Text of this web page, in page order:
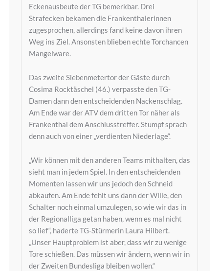
Eckenausbeute der TG bemerkbar. Drei
Strafecken bekamen die Frankenthalerinnen
zugesprochen, allerdings fand keine davon ihren
Weg ins Ziel. Ansonsten blieben echte Torchancen
Mangelware.
Das zweite Siebenmetertor der Gäste durch
Cosima Rocktäschel (46.) verpasste den TG-
Damen dann den entscheidenden Nackenschlag.
Am Ende war der ATV dem dritten Tor näher als
Frankenthal dem Anschlusstreffer. Stumpf sprach
denn auch von einer „verdienten Niederlage“.
„Wir können mit den anderen Teams mithalten, das
sieht man in jedem Spiel. In den entscheidenden
Momenten lassen wir uns jedoch den Schneid
abkaufen. Am Ende fehlt uns dann der Wille, den
Schalter noch einmal umzulegen, so wie wir das in
der Regionalliga getan haben, wenn es mal nicht
so lief“, haderte TG-Stürmerin Laura Hilbert.
„Unser Hauptproblem ist aber, dass wir zu wenige
Tore schießen. Das müssen wir ändern, wenn wir in
der Zweiten Bundesliga bleiben wollen.“